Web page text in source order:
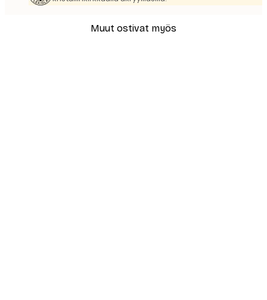
Muut ostivat myös